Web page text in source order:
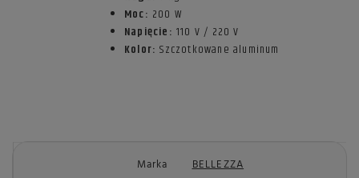
Moc: 200 W
Napięcie: 110 V / 220 V
Kolor: Szczotkowane aluminum
Marka
BELLEZZA